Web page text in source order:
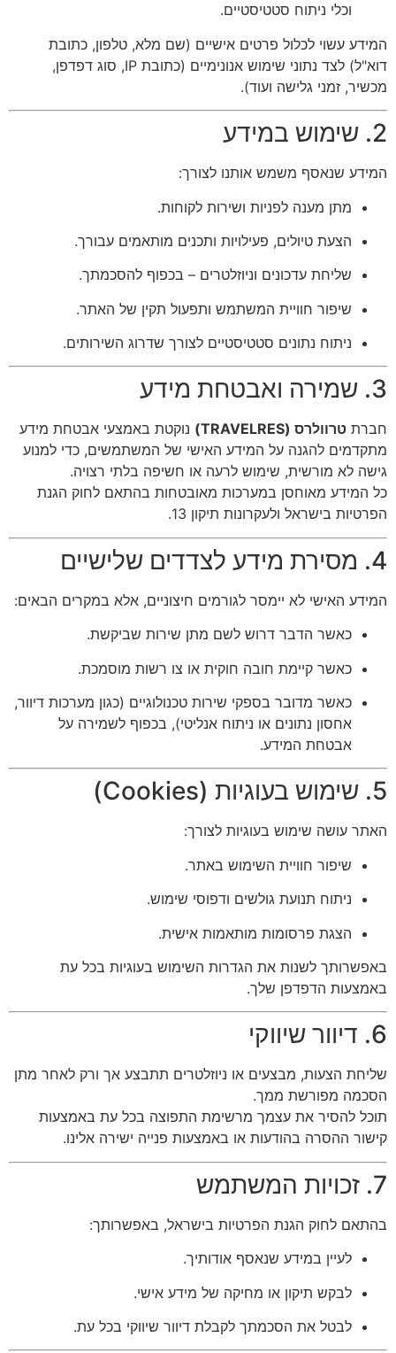
וכלי ניתוח סטטיסטיים.
המידע עשוי לכלול פרטים אישיים (שם מלא, טלפון, כתובת
דוא"ל) לצד נתוני שימוש אנונימיים (כתובת IP, סוג דפדפן,
מכשיר, זמני גלישה ועוד).
2. שימוש במידע
המידע שנאסף משמש אותנו לצורך:
מתן מענה לפניות ושירות לקוחות.
הצעת טיולים, פעילויות ותכנים מותאמים עבורך.
שליחת עדכונים וניוזלטרים – בכפוף להסכמתך.
שיפור חוויית המשתמש ותפעול תקין של האתר.
ניתוח נתונים סטטיסטיים לצורך שדרוג השירותים.
3. שמירה ואבטחת מידע
חברת טרוולרס (TRAVELRES)
נוקטת באמצעי אבטחת מידע
מתקדמים להגנה על המידע האישי של המשתמשים, כדי למנוע
גישה לא מורשית, שימוש לרעה או חשיפה בלתי רצויה.
כל המידע מאוחסן במערכות מאובטחות בהתאם לחוק הגנת
הפרטיות בישראל ולעקרונות תיקון 13.
4. מסירת מידע לצדדים שלישיים
המידע האישי לא יימסר לגורמים חיצוניים, אלא במקרים הבאים:
כאשר הדבר דרוש לשם מתן שירות שביקשת.
כאשר קיימת חובה חוקית או צו רשות מוסמכת.
כאשר מדובר בספקי שירות טכנולוגיים (כגון מערכות דיוור,
אחסון נתונים או ניתוח אנליטי), בכפוף לשמירה על
אבטחת המידע.
5. שימוש בעוגיות (Cookies)
האתר עושה שימוש בעוגיות לצורך:
שיפור חוויית השימוש באתר.
ניתוח תנועת גולשים ודפוסי שימוש.
הצגת פרסומות מותאמות אישית.
באפשרותך לשנות את הגדרות השימוש בעוגיות בכל עת
באמצעות הדפדפן שלך.
6. דיוור שיווקי
שליחת הצעות, מבצעים או ניוזלטרים תתבצע אך ורק לאחר מתן
הסכמה מפורשת ממך.
תוכל להסיר את עצמך מרשימת התפוצה בכל עת באמצעות
קישור ההסרה בהודעות או באמצעות פנייה ישירה אלינו.
7. זכויות המשתמש
בהתאם לחוק הגנת הפרטיות בישראל, באפשרותך:
לעיין במידע שנאסף אודותיך.
לבקש תיקון או מחיקה של מידע אישי.
לבטל את הסכמתך לקבלת דיוור שיווקי בכל עת.